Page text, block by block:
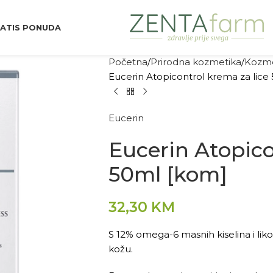
PONUDA
Početna Prirodna kozmetika
Eucerin Atopicontrol krema za lice
Eucerin
Eucerin
50ml [kom]
32,30 KM
S 12% omega-6 masnih kiselina i
kožu.